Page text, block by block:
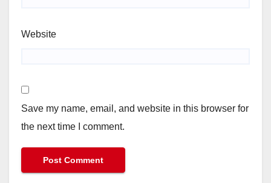
Website
Save my name, email, and website in this browser for
the next time I comment.